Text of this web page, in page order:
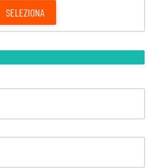
SELEZIONA